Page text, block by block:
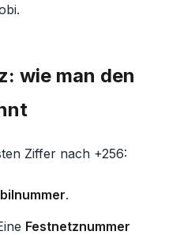
wie man den
Ziffer nach +256:
.
Festnetznummer